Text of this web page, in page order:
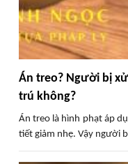
Án treo? Người bị
trú không?
Án treo là hình phạt áp
tiết giảm nhẹ. Vậy người